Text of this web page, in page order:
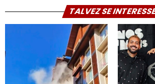
TALVEZ SE